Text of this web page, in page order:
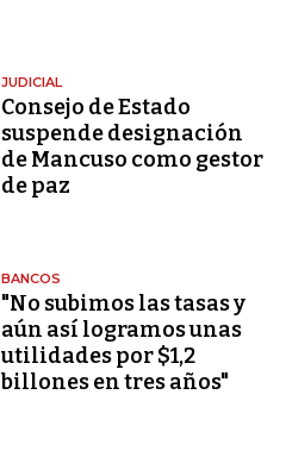
JUDICIAL
Consejo de Estado
suspende designación
de Mancuso como gestor
de paz
BANCOS
"No subimos las tasas y
aún así logramos unas
utilidades por $1,2
billones en tres años"